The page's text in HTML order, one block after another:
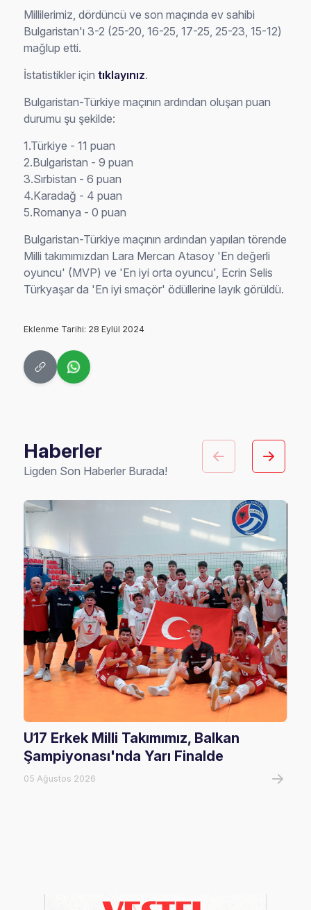
Millilerimiz, dördüncü ve son maçında ev sahibi
Bulgaristan'ı 3-2 (25-20, 16-25, 17-25, 25-23, 15-12)
mağlup etti.
İstatistikler içintıklayınız.
Bulgaristan-Türkiye maçının ardından oluşan puan
durumu şu şekilde:
1.Türkiye - 11 puan
2.Bulgaristan - 9 puan
3.Sırbistan - 6 puan
4.Karadağ - 4 puan
5.Romanya - 0 puan
Bulgaristan-Türkiye maçının ardından yapılan törende
Milli takımımızdan Lara Mercan Atasoy 'En değerli
oyuncu' (MVP) ve 'En iyi orta oyuncu', Ecrin Selis
Türkyaşar da 'En iyi smaçör' ödüllerine layık görüldü.
Eklenme Tarihi: 28 Eylül 2024
Haberler
Ligden Son Haberler Burada!
U17 Erkek Milli Takımımız, Balkan
Şampiyonası'nda Yarı Finalde
05 Ağustos 2026